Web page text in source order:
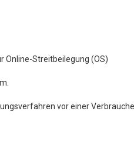
Online-Streitbeilegung (OS)
vor einer